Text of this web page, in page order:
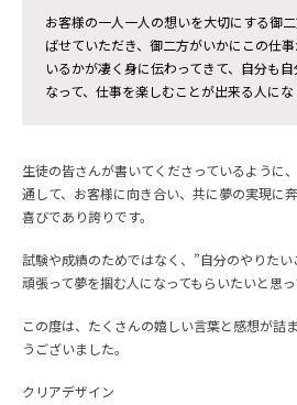
お客様の一人一人の想いを大切にする御
ばせていただき、御二方がいかにこの仕
いるかが凄く身に伝わってきて、自分も
なって、仕事を楽しむことが出来る人にな
生徒の皆さんが書いてくださっているように
通して、お客様に向き合い、共に夢の実現に
喜びであり誇りです。
試験や成績のためではなく、”自分のやりた
頑張って夢を掴む人になってもらいたいと思っ
この度は、たくさんの嬉しい言葉と感想が詰
うございました。
クリアデザイン